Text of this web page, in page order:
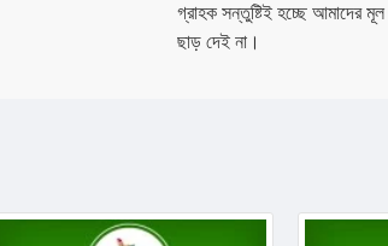
গ্রাহক সন্তুষ্টিই হচ্ছে আমাদের
ছাড় দেই না।